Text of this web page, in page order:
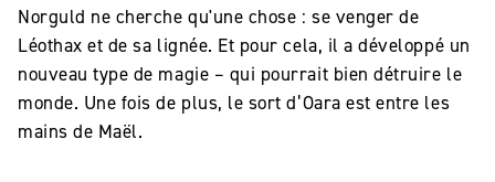
Norguld ne cherche qu'une chose : se venger de
Léothax et de sa lignée. Et pour cela, il a développé un
nouveau type de magie – qui pourrait bien détruire le
monde. Une fois de plus, le sort d’Oara est entre les
mains de Maël.